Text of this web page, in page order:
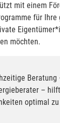
mit einem
für
möchten.
Beratung
–
optimal